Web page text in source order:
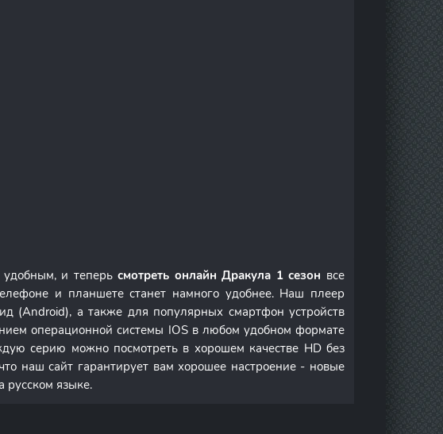
и теперьсмотреть онлайн Дракула 1 сезон все
и планшете станет намного удобнее. Наш плеер
(Android), а также для популярных смартфон устройств
операционной системы IOS в любом удобном формате
серию можно посмотреть в хорошем качестве HD без
наш сайт гарантирует вам хорошее настроение - новые
русском языке.